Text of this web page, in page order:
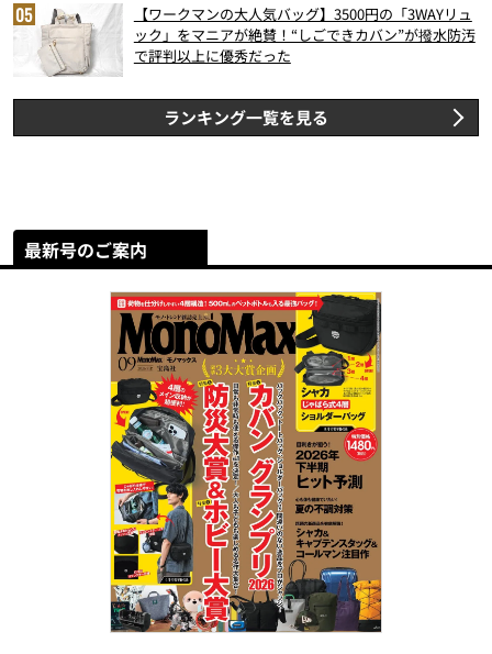
【ワークマンの大人気バッグ】3500円の「3WAYリュ
ック」をマニアが絶賛！“しごできカバン”が撥水防汚
で評判以上に優秀だった
ランキング一覧を見る
最新号のご案内